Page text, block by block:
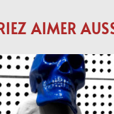
AIMER